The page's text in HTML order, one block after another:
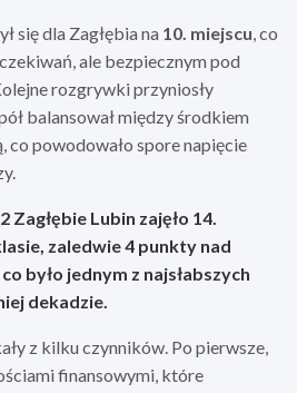
się dla Zagłębia na 10. miejscu, co
ale bezpiecznym pod
rozgrywki przyniosły
balansował między środkiem
co powodowało spore napięcie
Zagłębie Lubin zajęło 14.
zaledwie 4 punkty nad
było jednym z najsłabszych
dekadzie.
z kilku czynników. Po pierwsze,
finansowymi, które